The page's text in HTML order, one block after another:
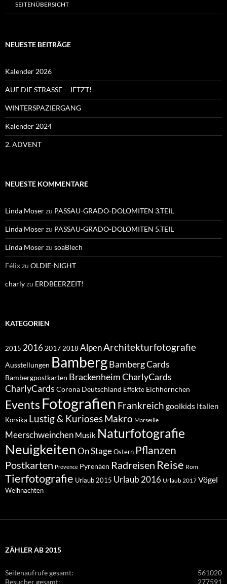
SEITENÜBERSICHT
NEUESTE BEITRÄGE
Kalender 2026
AUF DIE STRASSE – JETZT!
WINTERSPAZIERGANG
Kalender 2024
2. ADVENT
NEUESTE KOMMENTARE
Linda Moserzu PASSAU-GRADO-DOLOMITEN 3.TEIL
Linda Moserzu PASSAU-GRADO-DOLOMITEN 5.TEIL
Linda Moserzu soaBlech
Félixzu OLDIE-NIGHT
charlyzu ERDBEERZEIT!
KATEGORIEN
2015 2016 20172018 AlpenArchitekturfotografie
Ausstellungen BambergBamberg Cards
Bambergpostkarten BrackenheimCharlyCards
CharlyCards Corona Deutschland Effekte Eichhörnchen
Events Fotografien Frankreich goolkids Italien
Korsika Lustig & KuriosesMakro Marseille
Meerschweinchen Musik Naturfotografie
NeuigkeitenOn StageOstern Pflanzen
Postkarten Provence Pyrenäen Radreisen Reise Rom
Tierfotografie Urlaub 2015 Urlaub 2016 Urlaub 2017 Vögel
Weihnachten
ZÄHLER AB 2015
561020
Seitenaufrufe gesamt:
277591
Besucher gesamt: